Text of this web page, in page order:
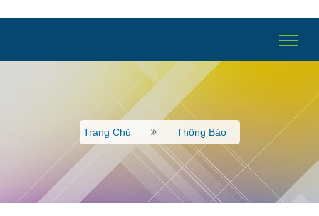
Trang Chủ Thông Báo